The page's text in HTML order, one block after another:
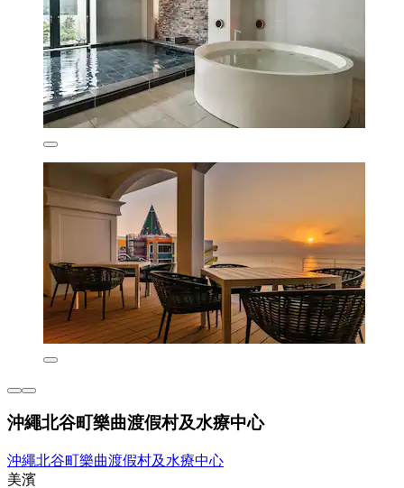
沖繩北谷町樂曲渡假村及水療中心
沖繩北谷町樂曲渡假村及水療中心
美濱